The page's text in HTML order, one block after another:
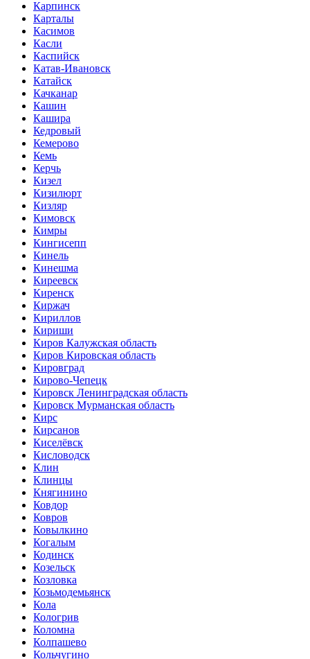
Карпинск
Карталы
Касимов
Касли
Каспийск
Катав-Ивановск
Катайск
Качканар
Кашин
Кашира
Кедровый
Кемерово
Кемь
Керчь
Кизел
Кизилюрт
Кизляр
Кимовск
Кимры
Кингисепп
Кинель
Кинешма
Киреевск
Киренск
Киржач
Кириллов
Кириши
Киров Калужская область
Киров Кировская область
Кировград
Кирово-Чепецк
Кировск Ленинградская область
Кировск Мурманская область
Кирс
Кирсанов
Киселёвск
Кисловодск
Клин
Клинцы
Княгинино
Ковдор
Ковров
Ковылкино
Когалым
Кодинск
Козельск
Козловка
Козьмодемьянск
Кола
Кологрив
Коломна
Колпашево
Кольчугино